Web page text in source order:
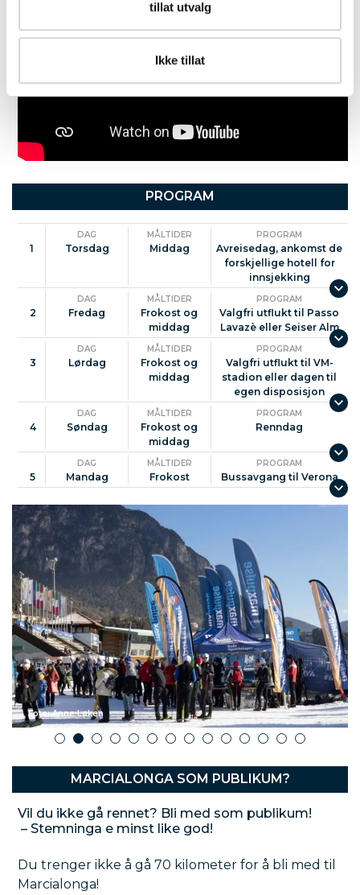
tillat utvalg
Ikke tillat
PROGRAM
1
DAG
Torsdag
MÅLTIDER
Middag
PROGRAM
Avreisedag, ankomst de
forskjellige hotell for
innsjekking
2
DAG
Fredag
MÅLTIDER
Frokost og
middag
PROGRAM
Valgfri utflukt til Passo
Lavazè eller Seiser Alm
3
DAG
Lørdag
MÅLTIDER
Frokost og
middag
PROGRAM
Valgfri utflukt til VM-
stadion eller dagen til
egen disposisjon
4
DAG
Søndag
MÅLTIDER
Frokost og
middag
PROGRAM
Renndag
5
DAG
Mandag
MÅLTIDER
Frokost
PROGRAM
Bussavgang til Verona
Foto: Anne Løken
MARCIALONGA SOM PUBLIKUM?
Vil du ikke gå rennet? Bli med som publikum!
– Stemninga e minst like god!
Du trenger ikke å gå 70 kilometer for å bli med til
Marcialonga!